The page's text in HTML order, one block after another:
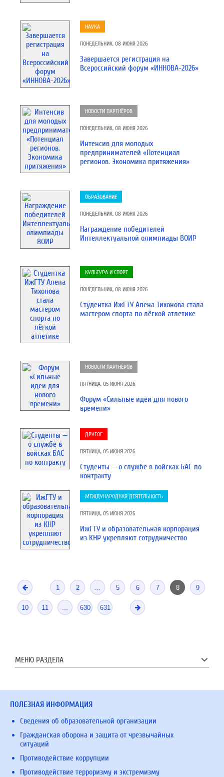
НАУКА
ПОНЕДЕЛЬНИК, 08 ИЮНЯ 2026
Завершается регистрация на
Всероссийский форум «ИННОВА-2026»
НОВОСТИ ПАРТНЁРОВ
ПОНЕДЕЛЬНИК, 08 ИЮНЯ 2026
Интенсив для молодых
предпринимателей «Потенциал
регионов. Экономика притяжения»
ОБРАЗОВАНИЕ
ПОНЕДЕЛЬНИК, 08 ИЮНЯ 2026
Награждение победителей
Интеллектуальной олимпиады ВОИР
КУЛЬТУРА И СПОРТ
ПОНЕДЕЛЬНИК, 08 ИЮНЯ 2026
Студентка ИжГТУ Алена Тихонова стала
мастером спорта по лёгкой атлетике
НОВОСТИ ПАРТНЁРОВ
ПЯТНИЦА, 05 ИЮНЯ 2026
Форум «Сильные идеи для нового
времени»
ДРУГОЕ
ПЯТНИЦА, 05 ИЮНЯ 2026
Студенты — о службе в войсках БАС по
контракту
МЕЖДУНАРОДНАЯ ДЕЯТЕЛЬНОСТЬ
ПЯТНИЦА, 05 ИЮНЯ 2026
ИжГТУ и образовательная корпорация
из КНР укрепляют сотрудничество
1 2 5 6 7 8 9
10 11 630 631
МЕНЮ РАЗДЕЛА
ПОЛЕЗНАЯ ИНФОРМАЦИЯ
Сведения об образовательной организации
Гражданская оборона и защита от чрезвычайных
ситуаций
Противодействие коррупции
Противодействие терроризму и экстремизму